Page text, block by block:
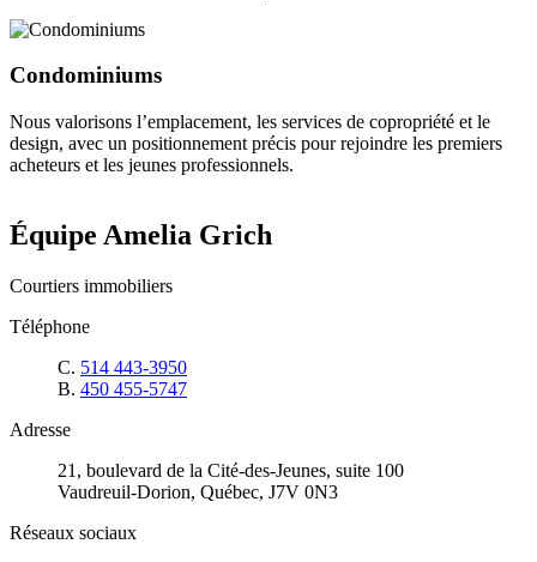
Condominiums
Nous valorisons l’emplacement, les services de copropriété et le
design, avec un positionnement précis pour rejoindre les premiers
acheteurs et les jeunes professionnels.
Équipe Amelia Grich
Courtiers immobiliers
Téléphone
C. 514 443-3950
B. 450 455-5747
Adresse
21, boulevard de la Cité-des-Jeunes, suite 100
Vaudreuil-Dorion, Québec, J7V 0N3
Réseaux sociaux